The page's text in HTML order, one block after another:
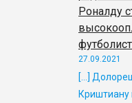
Роналду
27.09.2021
[…]
Криштиану